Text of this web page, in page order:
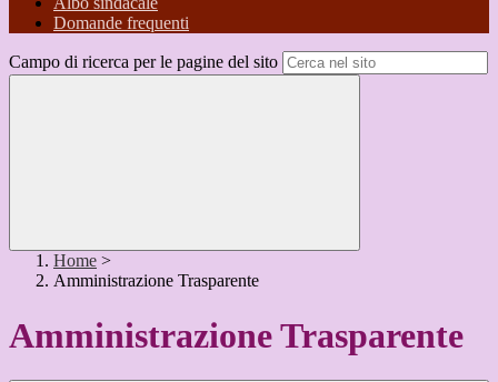
Domande frequenti
Campo di ricerca per le pagine del sito
Home >
Amministrazione Trasparente
Amministrazione Trasparente